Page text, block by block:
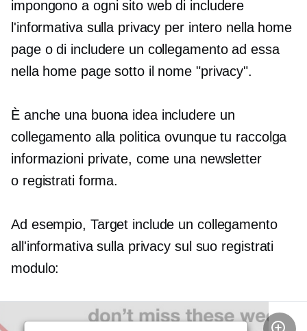
impongono a ogni sito web di includere
l'informativa sulla privacy per intero nella home
page o di includere un collegamento ad essa
nella home page sotto il nome "privacy".
È anche una buona idea includere un
collegamento alla politica ovunque tu raccolga
informazioni private, come una newsletter
o registratiforma.
Ad esempio, Target include un collegamento
all'informativa sulla privacy sul suo registrati
modulo: